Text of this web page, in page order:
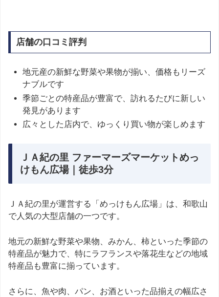
店舗の口コミ評判
地元産の新鮮な野菜や果物が揃い、価格もリーズ
ナブルです
季節ごとの特産品が豊富で、訪れるたびに新しい
発見があります
広々とした店内で、ゆっくり買い物が楽しめます
ＪＡ紀の里 ファーマーズマーケットめっ
けもん広場｜徒歩3分
ＪＡ紀の里が運営する「めっけもん広場」は、和歌山
で人気の大型店舗の一つです。
地元の新鮮な野菜や果物、みかん、柿といった季節の
特産品が魅力で、特にラフランスや落花生などの地域
特産品も豊富に揃っています。
さらに、魚や肉、パン、お酒といった品揃えの幅広さ